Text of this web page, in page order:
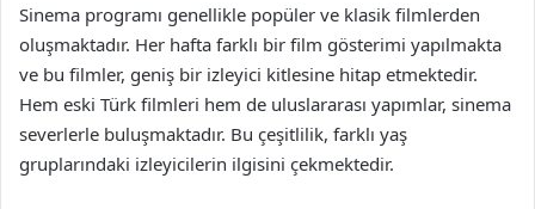
Sinema programı genellikle popüler ve klasik filmlerden
oluşmaktadır. Her hafta farklı bir film gösterimi yapılmakta
ve bu filmler, geniş bir izleyici kitlesine hitap etmektedir.
Hem eski Türk filmleri hem de uluslararası yapımlar, sinema
severlerle buluşmaktadır. Bu çeşitlilik, farklı yaş
gruplarındaki izleyicilerin ilgisini çekmektedir.